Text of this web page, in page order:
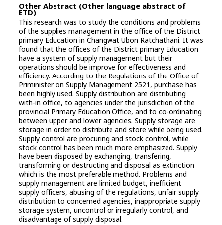
Other Abstract (Other language abstract of
ETD)
This research was to study the conditions and problems
of the supplies management in the office of the District
primary Education in Changwat Ubon Ratchathani. It was
found that the offices of the District primary Education
have a system of supply management but their
operations should be improve for effectiveness and
efficiency. According to the Regulations of the Office of
Priminister on Supply Management 2521, purchase has
been highly used. Supply distribution are distributing
with-in office, to agencies under the jurisdiction of the
provincial Primary Education Office, and to co-ordinating
between upper and lower agencies. Supply storage are
storage in order to distribute and store while being used.
Supply control are procuring and stock control, while
stock control has been much more emphasized. Supply
have been disposed by exchanging, transfering,
transforming or destructing and disposal as extinction
which is the most preferable method. Problems and
supply management are limited budget, inefficient
supply officers, abusing of the regulations, unfair supply
distribution to concerned agencies, inappropriate supply
storage system, uncontrol or irregularly control, and
disadvantage of supply disposal.